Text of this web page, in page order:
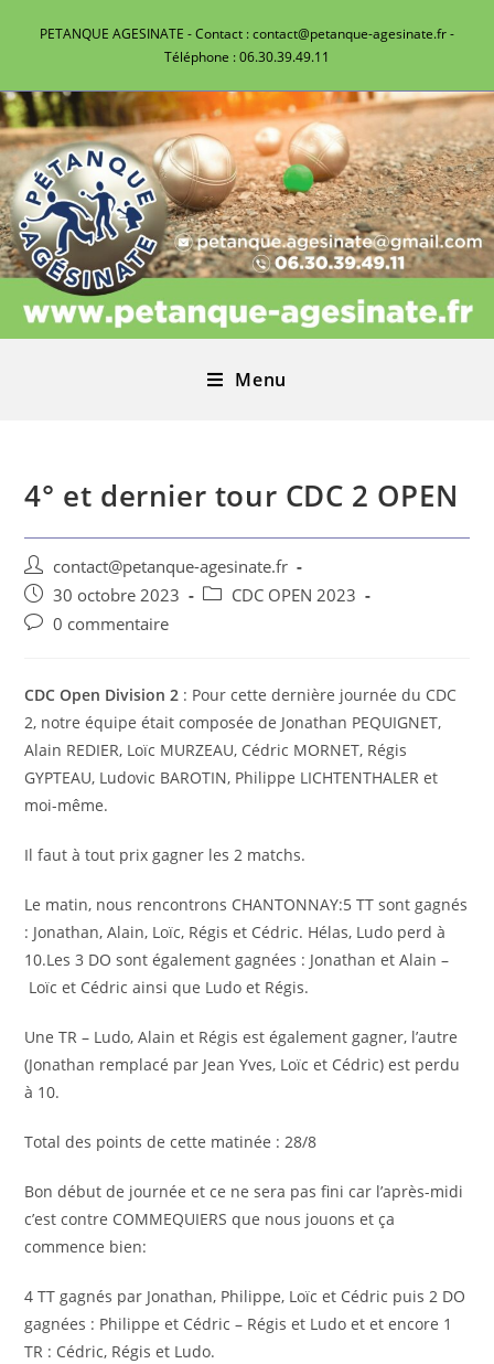
PETANQUE AGESINATE - Contact : contact@petanque-agesinate.fr -
Téléphone : 06.30.39.49.11
Menu
4° et dernier tour CDC 2 OPEN
contact@petanque-agesinate.fr
30 octobre 2023
CDC OPEN 2023
0 commentaire
CDC Open Division 2 : Pour cette dernière journée du CDC
2, notre équipe était composée de Jonathan PEQUIGNET,
Alain REDIER, Loïc MURZEAU, Cédric MORNET, Régis
GYPTEAU, Ludovic BAROTIN, Philippe LICHTENTHALER et
moi-même.
Il faut à tout prix gagner les 2 matchs.
Le matin, nous rencontrons CHANTONNAY:5 TT sont gagnés
: Jonathan, Alain, Loïc, Régis et Cédric. Hélas, Ludo perd à
10.Les 3 DO sont également gagnées : Jonathan et Alain –
Loïc et Cédric ainsi que Ludo et Régis.
Une TR – Ludo, Alain et Régis est également gagner, l’autre
(Jonathan remplacé par Jean Yves, Loïc et Cédric) est perdu
à 10.
Total des points de cette matinée : 28/8
Bon début de journée et ce ne sera pas fini car l’après-midi
c’est contre COMMEQUIERS que nous jouons et ça
commence bien:
4 TT gagnés par Jonathan, Philippe, Loïc et Cédric puis 2 DO
gagnées : Philippe et Cédric – Régis et Ludo et et encore 1
TR : Cédric, Régis et Ludo.